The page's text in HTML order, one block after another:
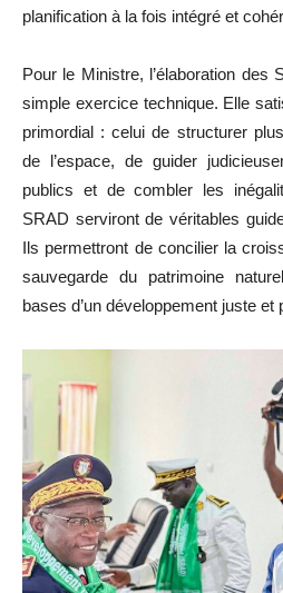
planification à la fois intégré et
Pour le Ministre, l’élaboration des
simple exercice technique. Elle
primordial : celui de structurer
de l’espace, de guider
publics et de combler les
SRAD serviront de véritables
Ils permettront de concilier la
sauvegarde du patrimoine
bases d’un développement juste et